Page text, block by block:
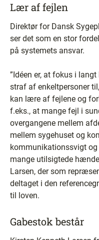
Lær af fejlen
Direktør for Dansk
ser det som en stor
på systemets ansvar.
”Idéen er, at fokus i
straf af enkeltpersoner
kan lære af fejlene og
f.eks., at mange fejl i
overgangene mellem
mellem sygehuset og
kommunikationssvigt og
mange utilsigtede
Larsen, der som
deltaget i den
til loven.
Gabestok består